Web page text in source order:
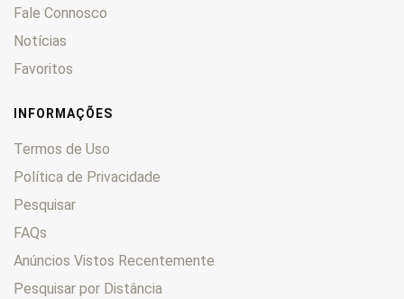
Storm 0
Super
THP
Vespa 0
XEvo 0
Zip 0
Fale Connosco
Notícias
Favoritos
INFORMAÇÕES
Termos de Uso
Política de Privacidade
Pesquisar
FAQs
Anúncios Vistos Recentemente
Pesquisar por Distância